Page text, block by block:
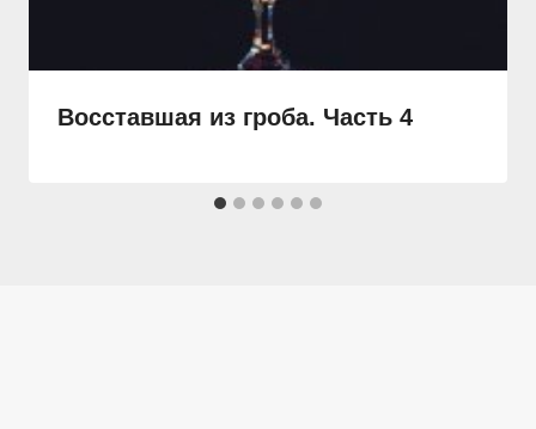
Восставшая из гроба. Часть 4